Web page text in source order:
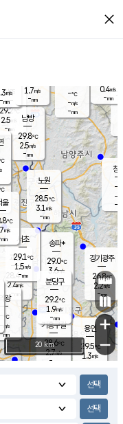
close
양주
℃
2.5
-mm
과천
28.4℃
2.4m/s
- mm
용인
29.5℃
1.3m/s
경기광주
26.8℃
2.2m/s
-mm
-℃
-m/s
-mm
창
-
-m/
-
0.4m/s
-mm
의왕
- ℃
-m/s
-mm
s
노원
28.5℃
3.1 m/s
-mm
송파*
29.0℃
3.6m/s
-mm
서초
29.1℃
1.5m/s
-mm
남방
29.8℃
2.5m/s
-mm
기흥구갈
28.6℃
2.7m/s
-
분당구
29.2℃
1.9m/s
-mm
m/s
-mm
울
℃
m/s
mm
1.7m/s
-mm
+
−
20 km